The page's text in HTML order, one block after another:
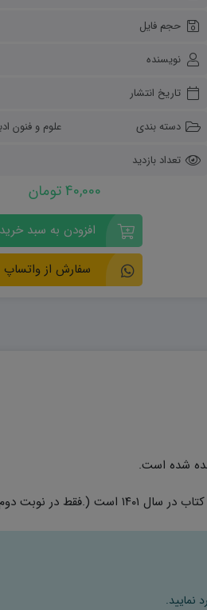
دفاعی دهم
هویت اجتماعی
حجم فایل
نویسنده
تاریخ انتشار
دسته بندی
علوم و فنون
تعداد بازدید
40,000 تومان
افزودن به سبد خرید
سفارش از واتساپ
شده است.
دوم) + پاسخنامه
نمایید.